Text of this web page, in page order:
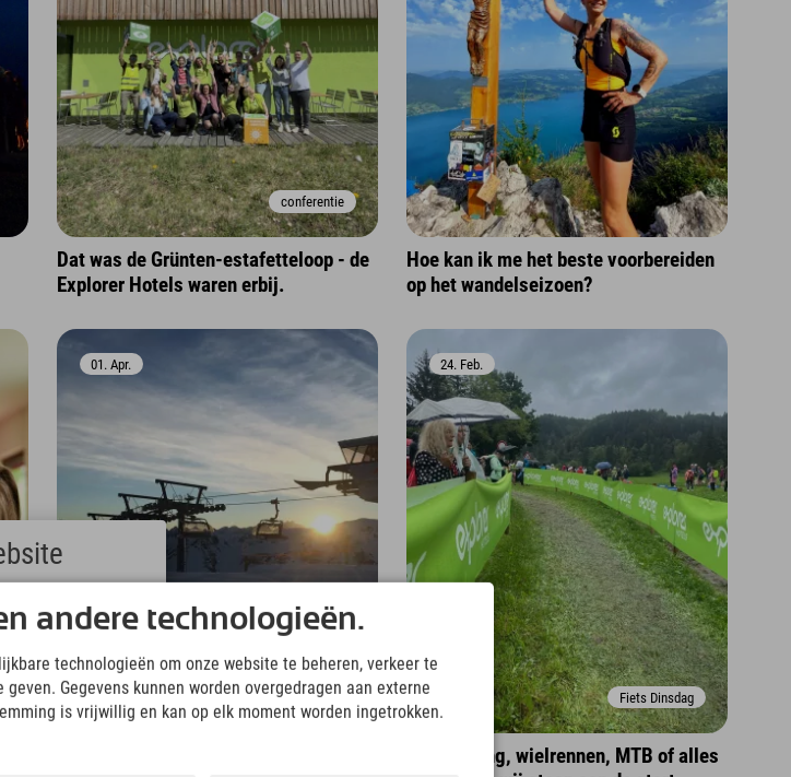
conferentie
Dat was de Grünten-estafetteloop - de
Explorer Hotels waren erbij.
Hoe kan ik me het beste voorbereiden
op het wandelseizoen?
Avontuur
01. Apr.
Fiets Dinsdag
24. Feb.
Trailrunning, wielrennen, MTB of alles
andere technologieën.
technologieën om onze website te beheren, verkeer te
Gegevens kunnen worden overgedragen aan externe
is vrijwillig en kan op elk moment worden ingetrokken.